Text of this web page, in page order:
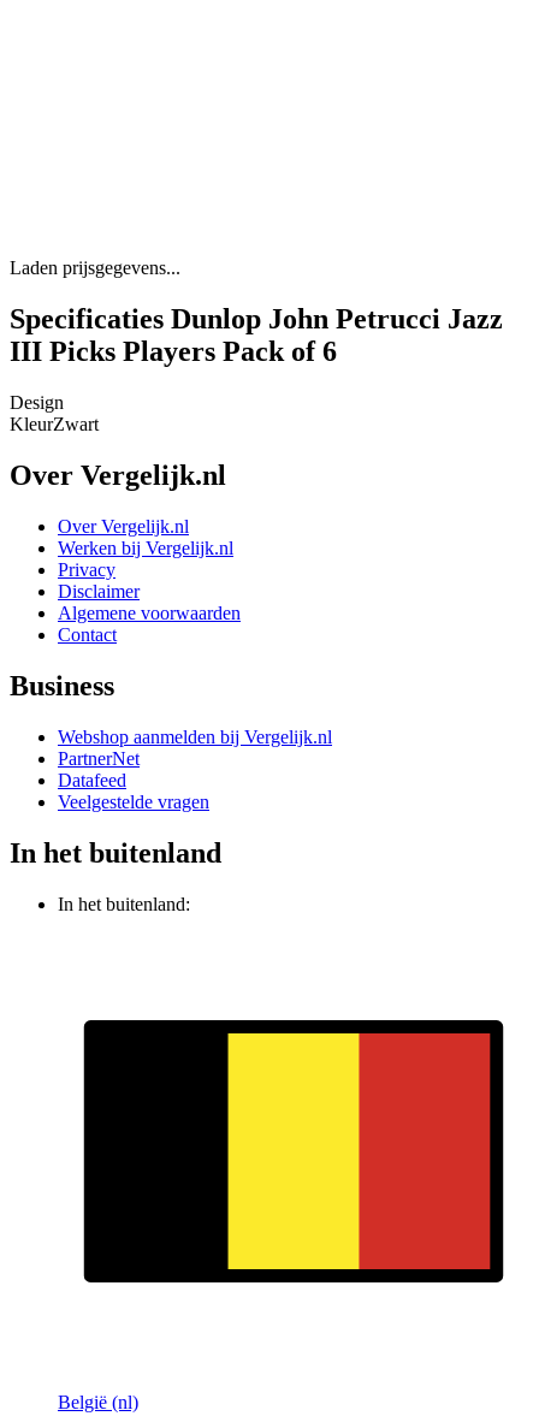
Laden prijsgegevens...
Specificaties Dunlop John Petrucci Jazz
III Picks Players Pack of 6
Design
KleurZwart
Over Vergelijk.nl
Over Vergelijk.nl
Werken bij Vergelijk.nl
Privacy
Disclaimer
Algemene voorwaarden
Contact
Business
Webshop aanmelden bij Vergelijk.nl
PartnerNet
Datafeed
Veelgestelde vragen
In het buitenland
In het buitenland:
België (nl)